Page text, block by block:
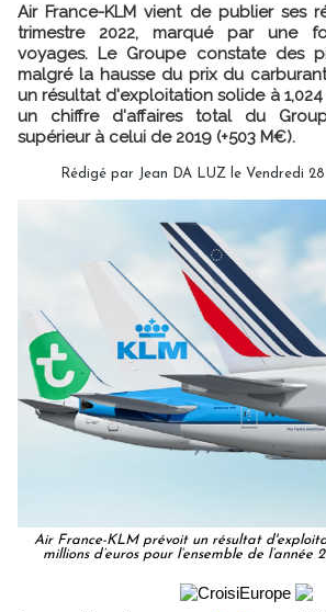
Air France-KLM vient de publier ses
trimestre 2022, marqué par une
voyages. Le Groupe constate des
malgré la hausse du prix du
un résultat d'exploitation solide à
un chiffre d'affaires total du
supérieur à celui de 2019 (+503 M€).
Rédigé par Jean DA LUZ le Vendredi
Air France-KLM prévoit un résultat
millions d’euros pour l’ensemble de l’année